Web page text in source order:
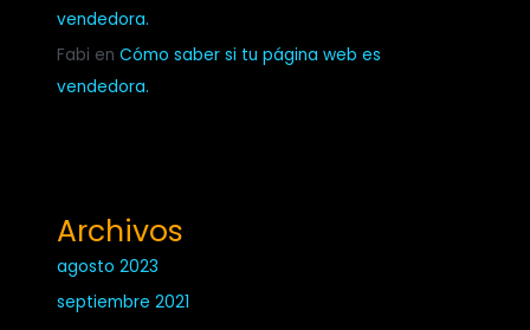
vendedora.
Fabi enCómo saber si tu página web es
vendedora.
Archivos
agosto 2023
septiembre 2021